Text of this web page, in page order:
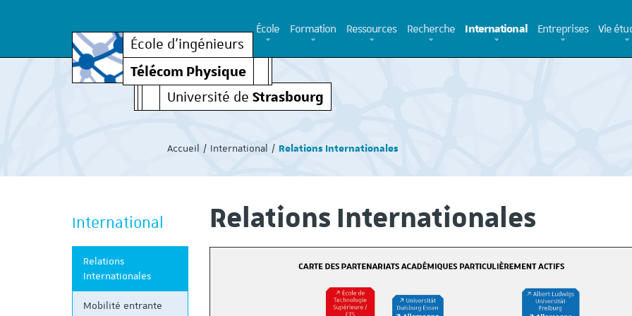
École d’ingénieurs
Télécom Physique
Université deStrasbourg
École Formation Ressources Recherche International Entreprises Vie
Accueil International Relations Internationales
International
Relations
Internationales
Mobilité entrante
Relations Internationales
de sortir, découvrez
Modalités d'admission
NOUVEAU ! le 11 juin le CMT
NOUVEAU ! le 11 juin